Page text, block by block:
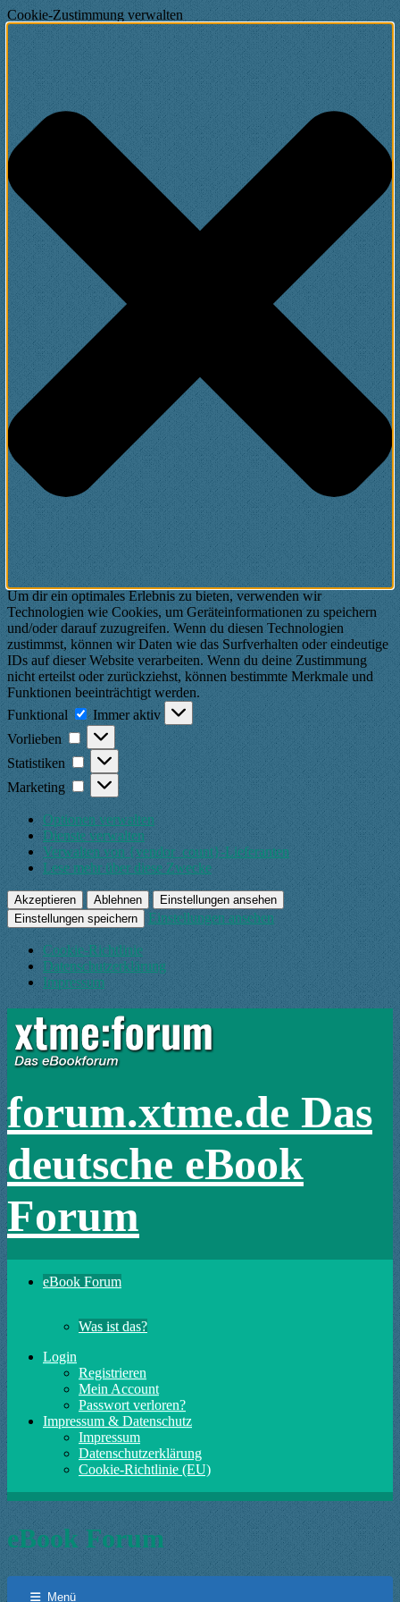
Cookie-Zustimmung verwalten
Um dir ein optimales Erlebnis zu bieten, verwenden wir
Technologien wie Cookies, um Geräteinformationen zu speichern
und/oder darauf zuzugreifen. Wenn du diesen Technologien
zustimmst, können wir Daten wie das Surfverhalten oder eindeutige
IDs auf dieser Website verarbeiten. Wenn du deine Zustimmung
nicht erteilst oder zurückziehst, können bestimmte Merkmale und
Funktionen beeinträchtigt werden.
Funktional
Funktional
Immer aktiv
Vorlieben
Vorlieben
Statistiken Statistiken
Marketing Marketing
Optionen verwalten
Dienste verwalten
Verwalten von {vendor_count}-Lieferanten
Lese mehr über diese Zwecke
Akzeptieren Ablehnen
Einstellungen ansehen
Einstellungen speichern
Einstellungen ansehen
Cookie-Richtlinie
Datenschutzerklärung
Impressum
forum.xtme.de Das
deutsche eBook
Forum
eBook Forum
Was ist das?
Login
Registrieren
Mein Account
Passwort verloren?
Impressum & Datenschutz
Impressum
Datenschutzerklärung
Cookie-Richtlinie (EU)
eBook Forum
Menü